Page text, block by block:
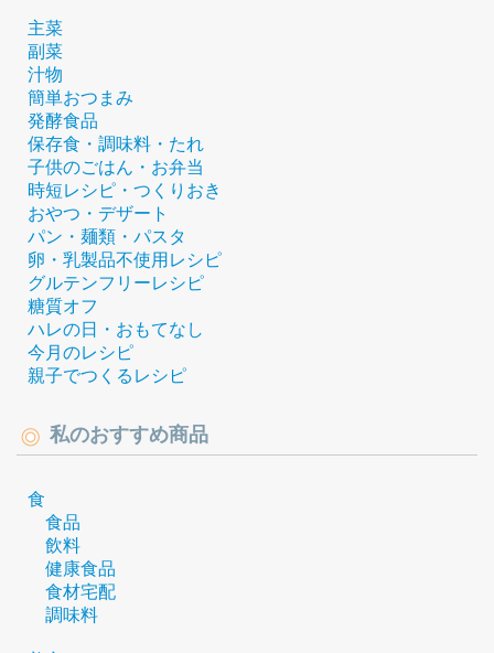
主菜
副菜
汁物
簡単おつまみ
発酵食品
保存食・調味料・たれ
子供のごはん・お弁当
時短レシピ・つくりおき
おやつ・デザート
パン・麺類・パスタ
卵・乳製品不使用レシピ
グルテンフリーレシピ
糖質オフ
ハレの日・おもてなし
今月のレシピ
親子でつくるレシピ
私のおすすめ商品
食
食品
飲料
健康食品
食材宅配
調味料